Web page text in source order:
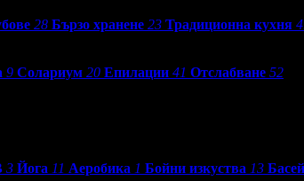
28 Бързо хранене 23 Традиционна кухня
9 Солариум 20 Епилации 41 Отслабване 52
3 Йога 11 Аеробика 1 Бойни изкуства 13